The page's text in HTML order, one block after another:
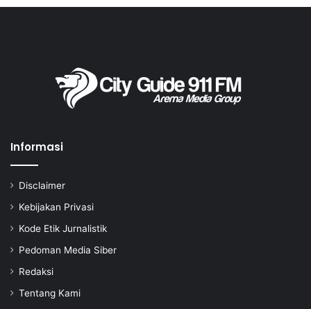
Informasi
Disclaimer
Kebijakan Privasi
Kode Etik Jurnalistik
Pedoman Media Siber
Redaksi
Tentang Kami